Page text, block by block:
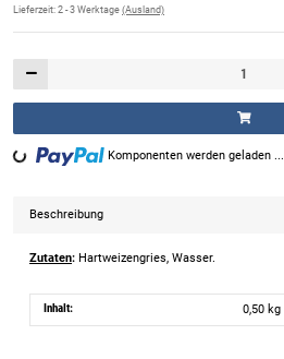
Lieferzeit: 2 - 3 Werktage (Ausland)
Loading... Komponenten werden geladen ...
Beschreibung
Zutaten: Hartweizengries, Wasser.
Inhalt: 0,50 kg